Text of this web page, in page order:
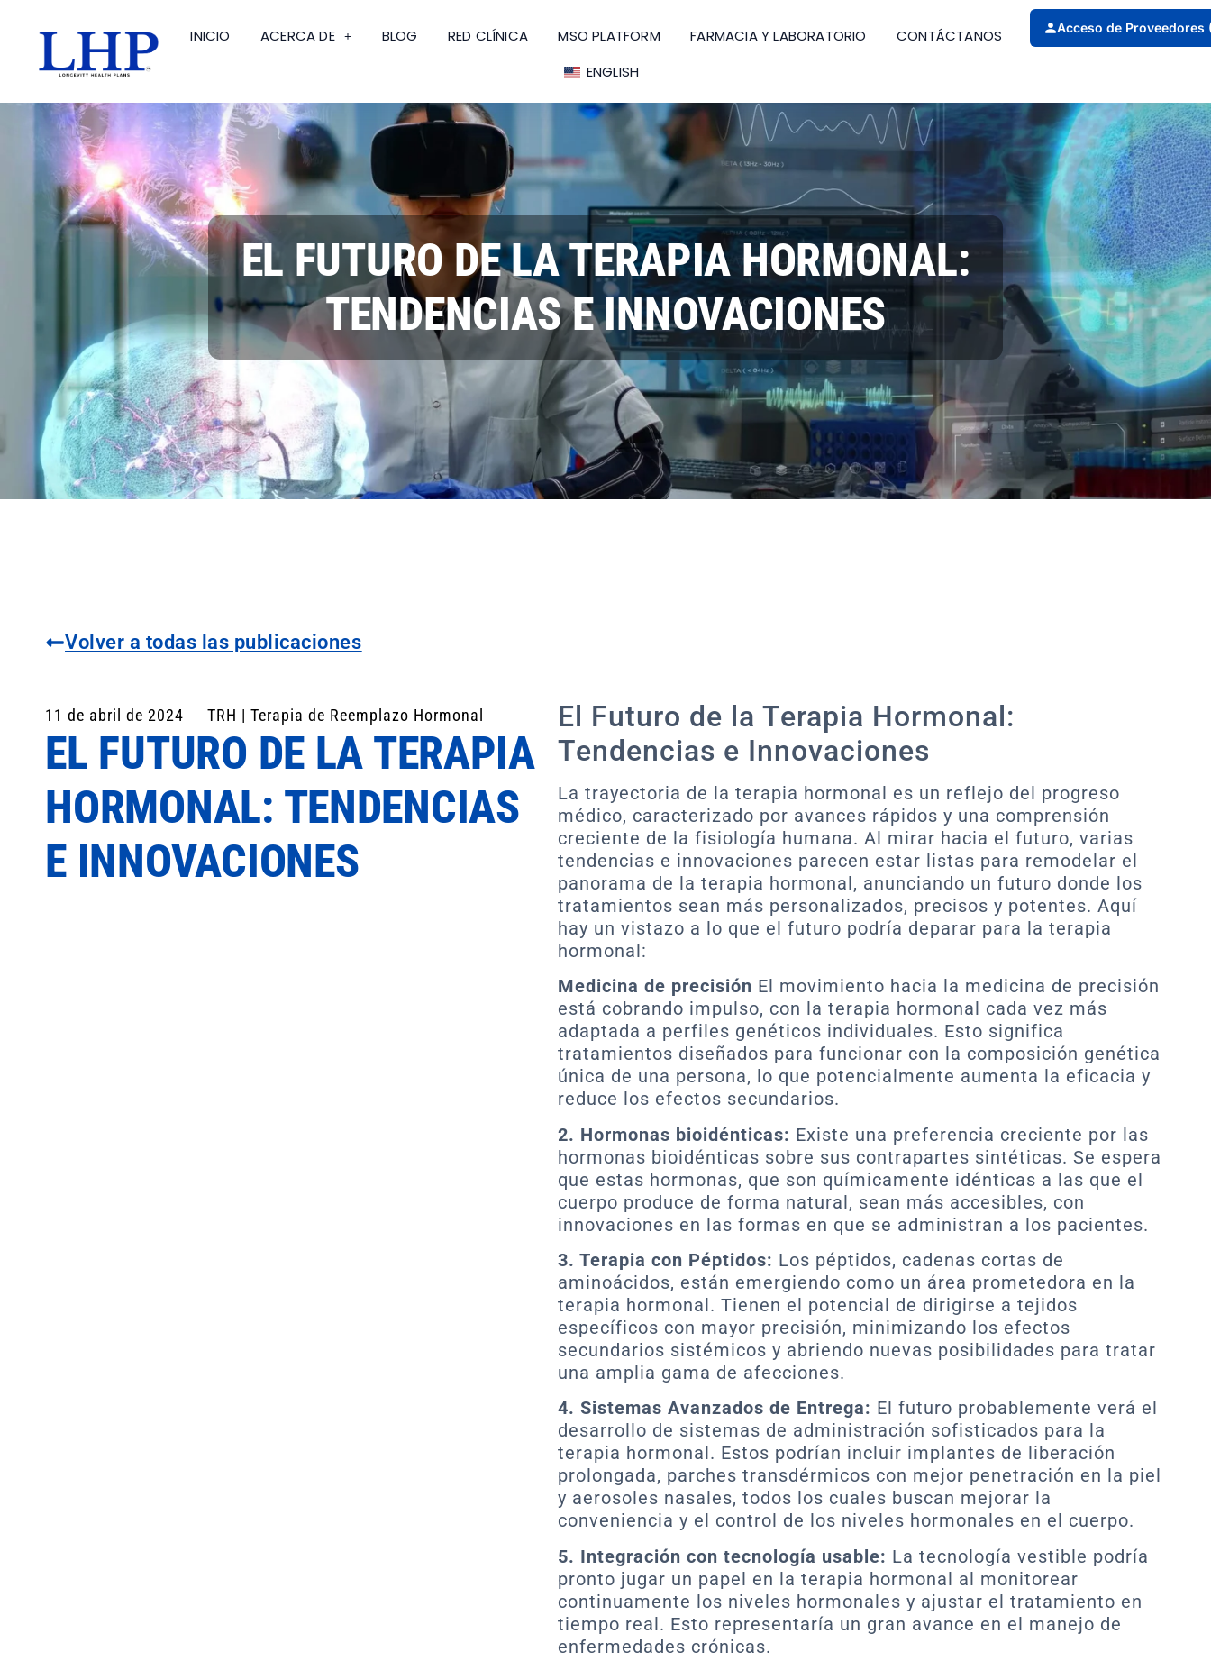
INICIO ACERCA DE BLOG RED CLÍNICA MSO PLATFORM FARMACIA Y LABORATORIO
CONTÁCTANOS
ENGLISH
Acceso de Proveedores
EL FUTURO DE LA TERAPIA HORMONAL:
TENDENCIAS E INNOVACIONES
Volver a todas las publicaciones
11 de abril de 2024 TRH | Terapia de Reemplazo Hormonal
EL FUTURO DE LA TERAPIA
HORMONAL: TENDENCIAS
E INNOVACIONES
El Futuro de la Terapia Hormonal:
Tendencias e Innovaciones
La trayectoria de la terapia hormonal es un reflejo del progreso
médico, caracterizado por avances rápidos y una comprensión
creciente de la fisiología humana. Al mirar hacia el futuro, varias
tendencias e innovaciones parecen estar listas para remodelar el
panorama de la terapia hormonal, anunciando un futuro donde los
tratamientos sean más personalizados, precisos y potentes. Aquí
hay un vistazo a lo que el futuro podría deparar para la terapia
hormonal:
Medicina de precisión El movimiento hacia la medicina de precisión
está cobrando impulso, con la terapia hormonal cada vez más
adaptada a perfiles genéticos individuales. Esto significa
tratamientos diseñados para funcionar con la composición genética
única de una persona, lo que potencialmente aumenta la eficacia y
reduce los efectos secundarios.
2. Hormonas bioidénticas: Existe una preferencia creciente por las
hormonas bioidénticas sobre sus contrapartes sintéticas. Se espera
que estas hormonas, que son químicamente idénticas a las que el
cuerpo produce de forma natural, sean más accesibles, con
innovaciones en las formas en que se administran a los pacientes.
3. Terapia con Péptidos: Los péptidos, cadenas cortas de
aminoácidos, están emergiendo como un área prometedora en la
terapia hormonal. Tienen el potencial de dirigirse a tejidos
específicos con mayor precisión, minimizando los efectos
secundarios sistémicos y abriendo nuevas posibilidades para tratar
una amplia gama de afecciones.
4. Sistemas Avanzados de Entrega: El futuro probablemente verá el
desarrollo de sistemas de administración sofisticados para la
terapia hormonal. Estos podrían incluir implantes de liberación
prolongada, parches transdérmicos con mejor penetración en la piel
y aerosoles nasales, todos los cuales buscan mejorar la
conveniencia y el control de los niveles hormonales en el cuerpo.
5. Integración con tecnología usable: La tecnología vestible podría
pronto jugar un papel en la terapia hormonal al monitorear
continuamente los niveles hormonales y ajustar el tratamiento en
tiempo real. Esto representaría un gran avance en el manejo de
enfermedades crónicas.